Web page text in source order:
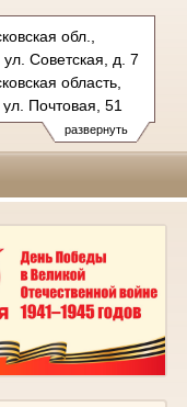
развернуть
обл.,
Советская, д. 7
область,
Почтовая, 51
74-76 (гр.)
канц.)